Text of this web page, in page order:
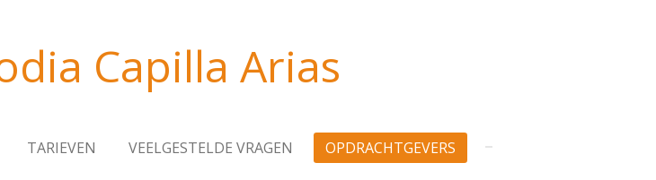
Capilla Arias
TARIEVEN VEELGESTELDE VRAGEN OPDRACHTGEVERS